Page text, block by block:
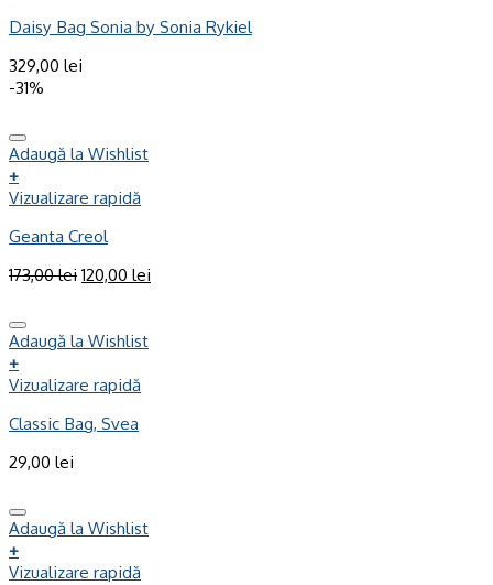
Daisy Bag Sonia by Sonia Rykiel
329,00 lei
-31%
Adaugă la Wishlist
+
Vizualizare rapidă
Geanta Creol
173,00lei 120,00 lei
Adaugă la Wishlist
+
Vizualizare rapidă
Classic Bag, Svea
29,00 lei
Adaugă la Wishlist
+
Vizualizare rapidă